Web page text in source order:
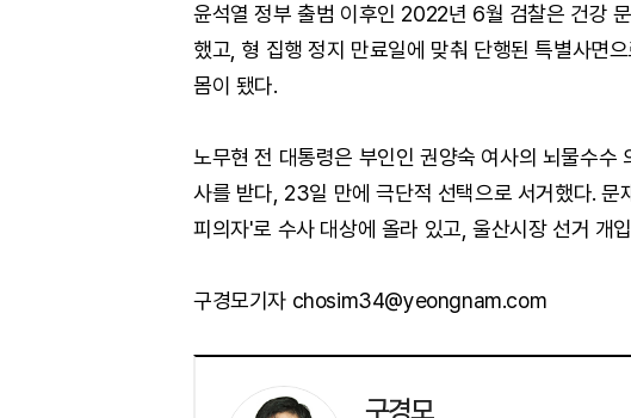
윤석열 정부 출범 이후인 2022년 6월 검찰은 건강
했고, 형 집행 정지 만료일에 맞춰 단행된 특별사면
몸이 됐다.
노무현 전 대통령은 부인인 권양숙 여사의 뇌물수
사를 받다, 23일 만에 극단적 선택으로 서거했다.
피의자'로 수사 대상에 올라 있고, 울산시장 선거 개
구경모기자 chosim34@yeongnam.com
구경모